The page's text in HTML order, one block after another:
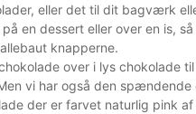
eller det til dit bagværk
en dessert eller over en is,
knapperne.
over i lys chokolade
vi har også den spændende
der er farvet naturlig pink